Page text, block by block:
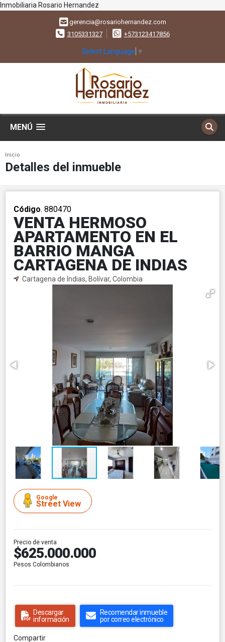
Inmobiliaria Rosario Hernandez
gerencia@rosariohernandez.com
3105331327
+573123417856
Select Language ▼
MENÚ
Inicio
Detalles del inmueble
Código. 880470
VENTA HERMOSO
APARTAMENTO EN EL
BARRIO MANGA
CARTAGENA DE INDIAS
Cartagena de Indias, Bolívar, Colombia
Google
Street View
Precio de venta
$625.000.000
Pesos Colombianos
Descargar
información
Recomendar inmueble
por correo electrónico
Compartir